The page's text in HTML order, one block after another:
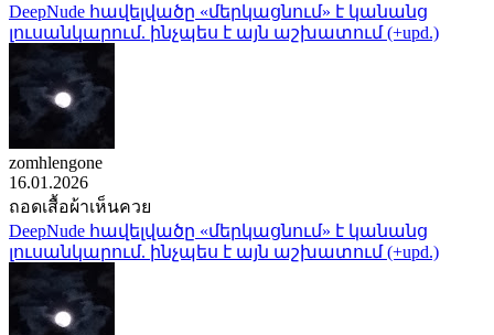
DeepNude հավելվածը «մերկացնում» է կանանց
լուսանկարում. ինչպես է այն աշխատում (+upd.)
zomhlengone
16.01.2026
ถอดเสื้อผ้าเห็นควย
DeepNude հավելվածը «մերկացնում» է կանանց
լուսանկարում. ինչպես է այն աշխատում (+upd.)